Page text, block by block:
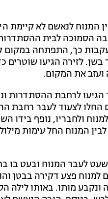
ברחבה הסמוכה לבית
כך, התפתחה במקום
לזירה הגיעו שוטרים
ועזב את המקום.
לרחבת ההסתדרות
לצעוד לעבר רחבת
ולחבריו, נופף בידו
המנוח החל עימות
לעבר המנוח ובעט בו
פצע דקירה בבטן
מותו. באותו לילה